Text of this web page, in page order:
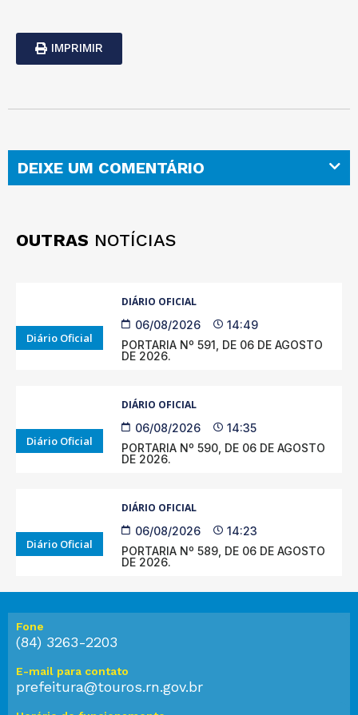
IMPRIMIR
DEIXE UM COMENTÁRIO
OUTRAS NOTÍCIAS
Diário Oficial
DIÁRIO OFICIAL
06/08/2026
14:49
PORTARIA Nº 591, DE 06 DE AGOSTO
DE 2026.
Diário Oficial
DIÁRIO OFICIAL
06/08/2026
14:35
PORTARIA Nº 590, DE 06 DE AGOSTO
DE 2026.
Diário Oficial
DIÁRIO OFICIAL
06/08/2026
14:23
PORTARIA Nº 589, DE 06 DE AGOSTO
DE 2026.
Fone
(84) 3263-2203
E-mail para contato
prefeitura@touros.rn.gov.br